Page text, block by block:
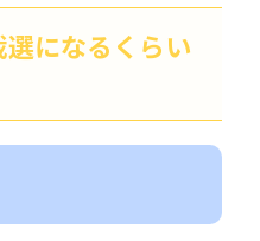
選になるくらい